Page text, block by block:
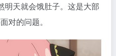
明天就会饿肚子。这是大部
对的问题。